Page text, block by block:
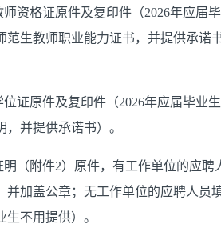
师资格证原件及复印件（2026年应届
范生教师职业能力证书，并提供承诺
位证原件及复印件（2026年应届毕业
，并提供承诺书）。
明（附件2）原件，有工作单位的应聘
并加盖公章；无工作单位的应聘人员
生不用提供）。